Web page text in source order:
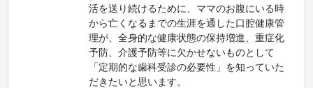
活を送り続けるために、ママのお腹にいる時
から亡くなるまでの生涯を通した口腔健康管
理が、全身的な健康状態の保持増進、重症化
予防、介護予防等に欠かせないものとして
「定期的な歯科受診の必要性」を知っていた
だきたいと思います。